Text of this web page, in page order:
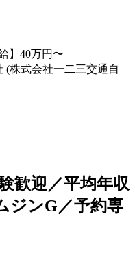
】40万円〜
(株式会社一二三交通自
歓迎／平均年収
ジンG／予約専